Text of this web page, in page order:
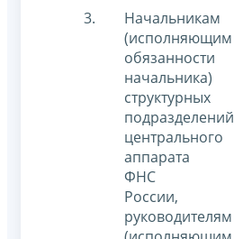
Начальникам
(исполняющим
обязанности
начальника)
структурных
подразделений
центрального
аппарата
ФНС
России,
руководителям